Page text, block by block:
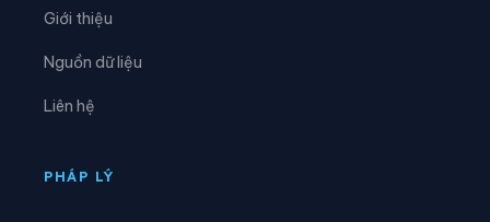
Xã Lâm Thượng
Giới thiệu
Nguồn dữ liệu
Liên hệ
PHÁP LÝ